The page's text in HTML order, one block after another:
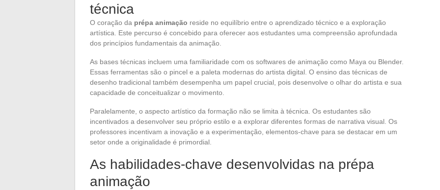
técnica
O coração da prépa animação reside no equilíbrio entre o aprendizado técnico e a exploração
artística. Este percurso é concebido para oferecer aos estudantes uma compreensão aprofundada
dos princípios fundamentais da animação.
As bases técnicas incluem uma familiaridade com os softwares de animação como Maya ou Blender.
Essas ferramentas são o pincel e a paleta modernas do artista digital. O ensino das técnicas de
desenho tradicional também desempenha um papel crucial, pois desenvolve o olhar do artista e sua
capacidade de conceitualizar o movimento.
Paralelamente, o aspecto artístico da formação não se limita à técnica. Os estudantes são
incentivados a desenvolver seu próprio estilo e a explorar diferentes formas de narrativa visual. Os
professores incentivam a inovação e a experimentação, elementos-chave para se destacar em um
setor onde a originalidade é primordial.
As habilidades-chave desenvolvidas na prépa
animação